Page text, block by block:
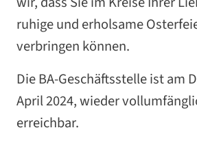
ruhige und erholsame
verbringen können.
Die BA-Geschäftsstelle ist am
April 2024, wieder
erreichbar.